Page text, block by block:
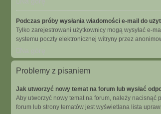
Podczas próby wysłania wiadomości e-mail do
Tylko zarejestrowani użytkownicy mogą wysyłać e-
systemu poczty elektronicznej witryny przez
Problemy z pisaniem
Jak utworzyć nowy temat na forum lub wysłać
Aby utworzyć nowy temat na forum, należy nacisnąć
forum lub strony tematów jest wyświetlana lista